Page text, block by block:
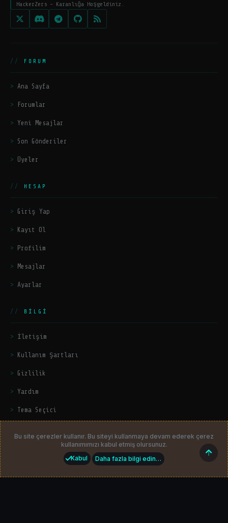
HackerZers - Karanlığa Hoşgeldiniz.
FORUM
Ana Sayfa
Forumlar
Yeni Mesajlar
Son Gönderiler
Üyeler
HESAP
Giriş Yap
Kayıt Ol
Profilim
Mesajlar
Ayarlar
BILGI
İletişim
Kullanım Şartları
Gizlilik
Yardım
Tema Seçici
HackerZers.com— Tüm hakları saklıdır. | Community platform
Üst